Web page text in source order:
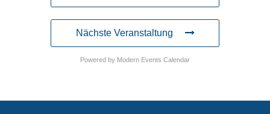
Nächste Veranstaltung
Powered by Modern Events Calendar